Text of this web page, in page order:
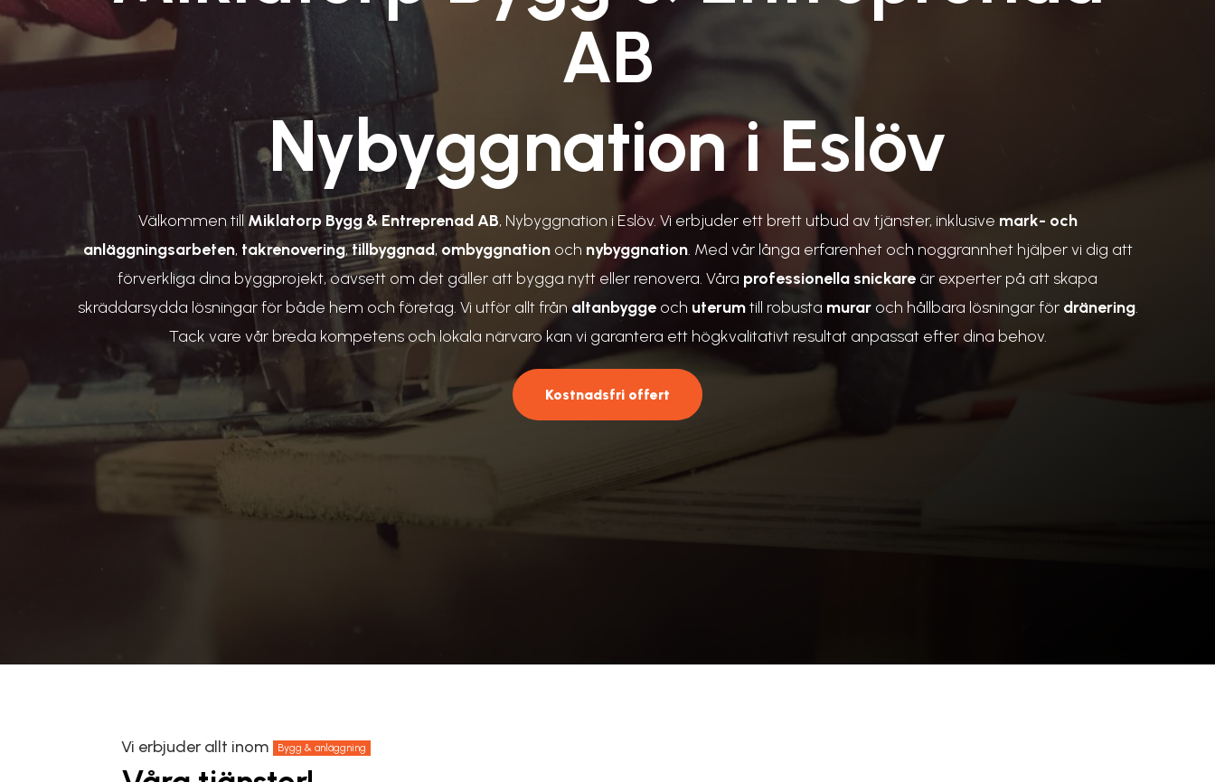
AB
Nybyggnation i Eslöv
Välkommen till Miklatorp Bygg & Entreprenad AB, Nybyggnation i Eslöv. Vi erbjuder ett brett utbud av tjänster, inklusive mark- och
anläggningsarbeten, takrenovering,tillbyggnad, ombyggnationoch nybyggnation. Med vår långa erfarenhet och noggrannhet hjälper vi dig att
förverkliga dina byggprojekt, oavsett om det gäller att bygga nytt eller renovera. Våra professionella snickare är experter på att skapa
skräddarsydda lösningar för både hem och företag. Vi utför allt frånaltanbyggeoch uterumtill robusta muraroch hållbara lösningar för dränering.
Tack vare vår breda kompetens och lokala närvaro kan vi garantera ett högkvalitativt resultat anpassat efter dina behov.
Kostnadsfri offert
Vi erbjuder allt inom Bygg & anläggning